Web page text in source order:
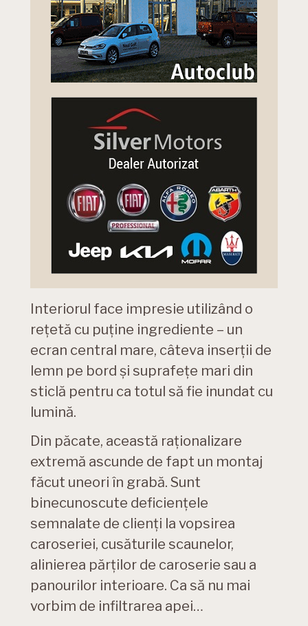
Interiorul face impresie utilizând o
rețetă cu puține ingrediente – un
ecran central mare, câteva inserții de
lemn pe bord și suprafețe mari din
sticlă pentru ca totul să fie inundat cu
lumină.
Din păcate, această raționalizare
extremă ascunde de fapt un montaj
făcut uneori în grabă. Sunt
binecunoscute deficiențele
semnalate de clienți la vopsirea
caroseriei, cusăturile scaunelor,
alinierea părților de caroserie sau a
panourilor interioare. Ca să nu mai
vorbim de infiltrarea apei…